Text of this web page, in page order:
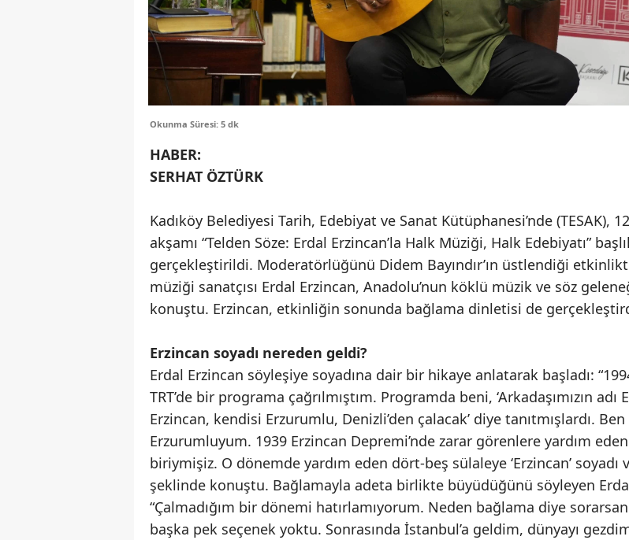
Okunma Süresi: 5 dk
HABER:
SERHAT ÖZTÜRK
Kadıköy Belediyesi Tarih, Edebiyat ve Sanat Kütüphanesi’nde (TESAK), 12
akşamı “Telden Söze: Erdal Erzincan’la Halk Müziği, Halk Edebiyatı”
gerçekleştirildi. Moderatörlüğünü Didem Bayındır’ın üstlendiği
müziği sanatçısı Erdal Erzincan, Anadolu’nun köklü müzik ve söz
konuştu. Erzincan, etkinliğin sonunda bağlama dinletisi de
Erzincan soyadı nereden geldi?
Erdal Erzincan söyleşiye soyadına dair bir hikaye anlatarak başladı:
TRT’de bir programa çağrılmıştım. Programda beni, ‘Arkadaşımızın adı
Erzincan, kendisi Erzurumlu, Denizli’den çalacak’ diye tanıtmışlardı. Ben
Erzurumluyum. 1939 Erzincan Depremi’nde zarar görenlere yardım
biriymişiz. O dönemde yardım eden dört-beş sülaleye ‘Erzincan’ soyadı
şeklinde konuştu. Bağlamayla adeta birlikte büyüdüğünü söyleyen
“Çalmadığım bir dönemi hatırlamıyorum. Neden bağlama diye
başka pek seçenek yoktu. Sonrasında İstanbul’a geldim, dünyayı